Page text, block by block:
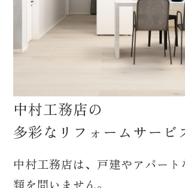
中村工務店の
多彩なリフォームサービ
中村工務店は、戸建やアパート
類を問いません。